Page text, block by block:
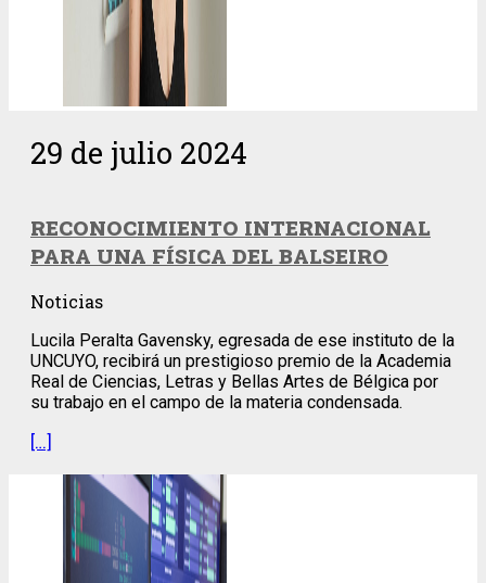
29 de julio 2024
RECONOCIMIENTO INTERNACIONAL
PARA UNA FÍSICA DEL BALSEIRO
Noticias
Lucila Peralta Gavensky, egresada de ese instituto de la
UNCUYO, recibirá un prestigioso premio de la Academia
Real de Ciencias, Letras y Bellas Artes de Bélgica por
su trabajo en el campo de la materia condensada.
[…]